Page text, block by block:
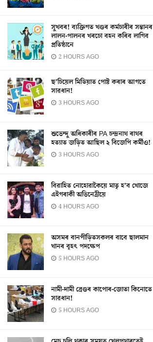
সুখবৰ! ব্যক্তিগত খণ্ডৰ কৰ্মচাৰীৰ সন্তানৰ
লালন-পালনৰ খৰচো বহন কৰিব লাগিব
প্ৰতিষ্ঠানে
2 HOURS AGO
ছ’চিয়েল মিডিয়াত পোষ্ট কৰাৰ আগতে
সাৱধান!
3 HOURS AGO
শুভেন্দু অধিকাৰীৰ PA চন্দ্ৰনাথ ৰাথৰ
হত্যাত জড়িত আছিল ২ বিজেপি কৰ্মীও!
3 HOURS AGO
বিৱাহিত নোহোৱাকৈয়ে মাতৃ হ’ব খোজে
এইগৰাকী অভিনেত্ৰীয়ে
4 HOURS AGO
অসমৰ বানপীড়িতসকলৰ বাবে ছালমান
খানৰ বৃহৎ পদক্ষেপ
5 HOURS AGO
নামী-দামী ব্ৰেণ্ডৰ কাপোৰ-জোতা কিনোতে
সাৱধান!
5 HOURS AGO